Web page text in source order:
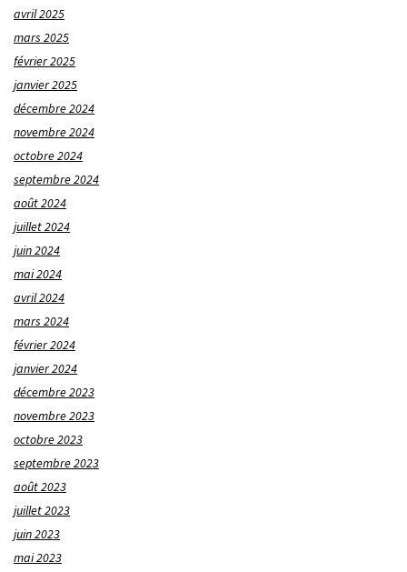
avril 2025
mars 2025
février 2025
janvier 2025
décembre 2024
novembre 2024
octobre 2024
septembre 2024
août 2024
juillet 2024
juin 2024
mai 2024
avril 2024
mars 2024
février 2024
janvier 2024
décembre 2023
novembre 2023
octobre 2023
septembre 2023
août 2023
juillet 2023
juin 2023
mai 2023